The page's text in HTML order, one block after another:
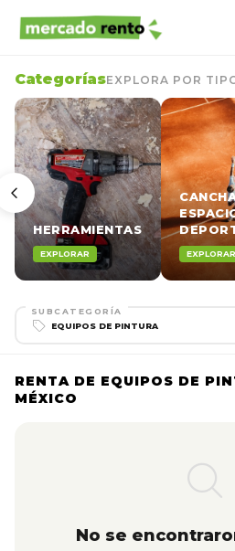
CategoríasEXPLORA POR
HERRAMIENTAS
EXPLORAR EXPLORAR
SUBCATEGORÍA
RENTA DE EQUIPOS DE
MÉXICO
No se